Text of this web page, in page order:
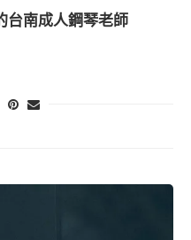
台南成人鋼琴老師